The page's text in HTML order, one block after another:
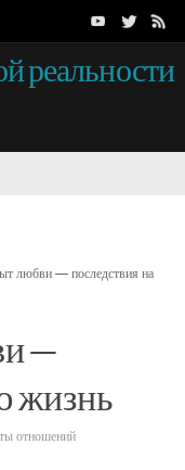
реальности
любви — последствия на
—
жизнь
отношений